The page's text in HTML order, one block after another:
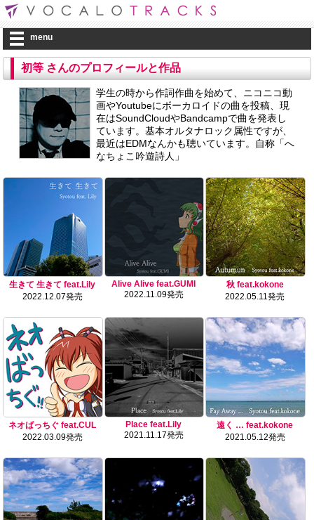
menu
初等 さんのプロフィールと作品
学生の時から作詞作曲を始めて、ニコニコ動
画やYoutubeにボーカロイドの曲を投稿、現
在はSoundCloudやBandcampで曲を発表し
ています。基本オルタナロック属性ですが、
最近はEDMなんかも聴いています。自称「へ
なちょこ吟遊詩人」
生きて 生きて feat.Lily
2022.12.07発売
Alive Alive feat.GUMI
2022.11.09発売
秋 feat.kokone
2022.05.11発売
ネオばっちぐ feat.CUL
2022.03.09発売
Place feat.Lily
2021.11.17発売
遠く … feat.kokone
2021.05.12発売